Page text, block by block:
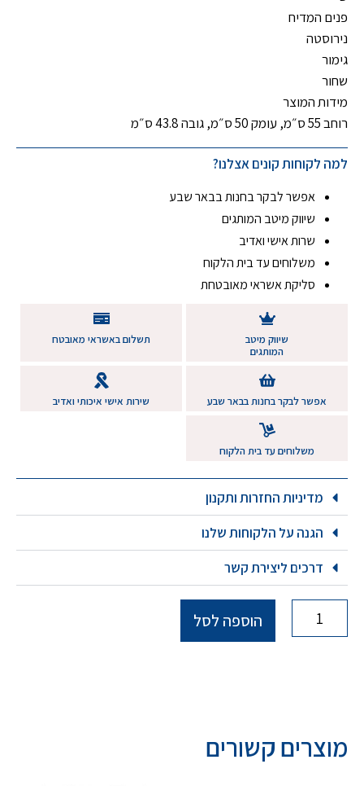
פנים המדיח
נירוסטה
גימור
שחור
מידות המוצר
רוחב 55 ס״מ, עומק 50 ס״מ, גובה 43.8 ס״מ
למה לקוחות קונים אצלנו?
אפשר לבקר בחנות בבאר שבע
שיווק מיטב המותגים
שרות אישי ואדיב
משלוחים עד בית הלקוח
סליקת אשראי מאובטחת
שיווק מיטב
המותגים
תשלום באשראי מאובטח
אפשר לבקר בחנות בבאר שבע שירות אישי איכותי ואדיב
משלוחים עד בית הלקוח
מדיניות החזרות ותקנון
הגנה על הלקוחות שלנו
דרכים ליצירת קשר
הוספה לסל
מוצרים קשורים